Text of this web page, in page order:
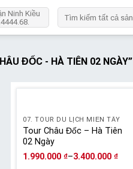
Ninh Kiều
ĐỐC - HÀ TIÊN 02 NGÀY”
07. TOUR DU LỊCH MIỀN TÂY
Tour Châu Đốc – Hà Tiên
02 Ngày
1.990.000₫–3.400.000₫